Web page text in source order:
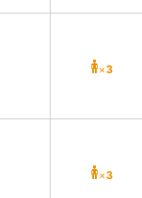
×3
×3